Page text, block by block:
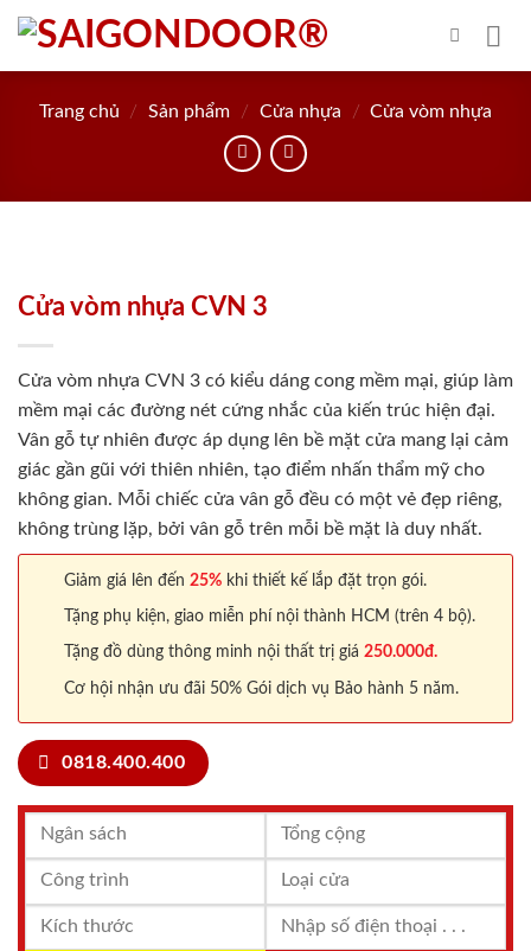
Skip
content
Trang chủ / Sản phẩm / Cửa nhựa / Cửa vòm nhựa
Cửa vòm nhựa CVN 3
Cửa vòm nhựa CVN 3 có kiểu dáng cong mềm mại, giúp làm
mềm mại các đường nét cứng nhắc của kiến trúc hiện đại.
Vân gỗ tự nhiên được áp dụng lên bề mặt cửa mang lại cảm
giác gần gũi với thiên nhiên, tạo điểm nhấn thẩm mỹ cho
không gian. Mỗi chiếc cửa vân gỗ đều có một vẻ đẹp riêng,
không trùng lặp, bởi vân gỗ trên mỗi bề mặt là duy nhất.
Giảm giá lên đến 25% khi thiết kế lắp đặt trọn gói.
Tặng phụ kiện, giao miễn phí nội thành HCM (trên 4 bộ).
Tặng đồ dùng thông minh nội thất trị giá 250.000đ.
Cơ hội nhận ưu đãi 50% Gói dịch vụ Bảo hành 5 năm.
0818.400.400